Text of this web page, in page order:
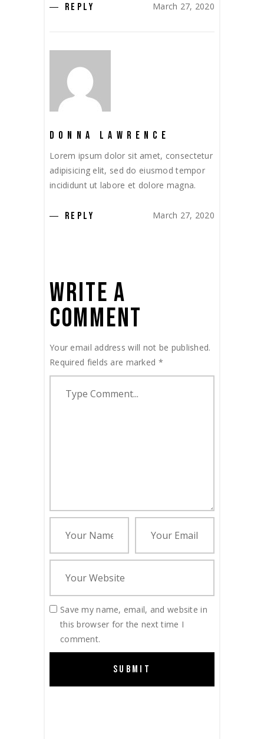
REPLY March 27, 2020
DONNA LAWRENCE
Lorem ipsum dolor sit amet, consectetur
adipisicing elit, sed do eiusmod tempor
incididunt ut labore et dolore magna.
REPLY March 27, 2020
WRITE A
COMMENT
Your email address will not be published.
Required fields are marked *
Save my name, email, and website in
this browser for the next time I
comment.